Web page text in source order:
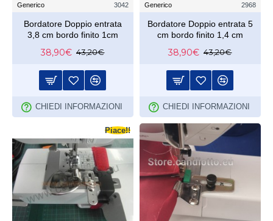
Generico 3042
Bordatore Doppio entrata
3,8 cm bordo finito 1cm
38,90€ 43,20€
CHIEDI INFORMAZIONI
Generico 2968
Bordatore Doppio entrata 5
cm bordo finito 1,4 cm
38,90€ 43,20€
CHIEDI INFORMAZIONI
Piace!!